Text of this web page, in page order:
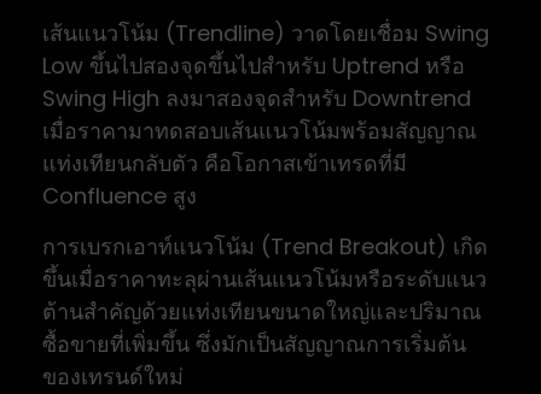
เส้นแนวโน้ม (Trendline) วาดโดยเชื่อม Swing
Low ขึ้นไปสองจุดขึ้นไปสำหรับ Uptrend หรือ
Swing High ลงมาสองจุดสำหรับ Downtrend
เมื่อราคามาทดสอบเส้นแนวโน้มพร้อมสัญญาณ
แท่งเทียนกลับตัว คือโอกาสเข้าเทรดที่มี
Confluence สูง
การเบรกเอาท์แนวโน้ม (Trend Breakout) เกิด
ขึ้นเมื่อราคาทะลุผ่านเส้นแนวโน้มหรือระดับแนว
ต้านสำคัญด้วยแท่งเทียนขนาดใหญ่และปริมาณ
ซื้อขายที่เพิ่มขึ้น ซึ่งมักเป็นสัญญาณการเริ่มต้น
ของเทรนด์ใหม่